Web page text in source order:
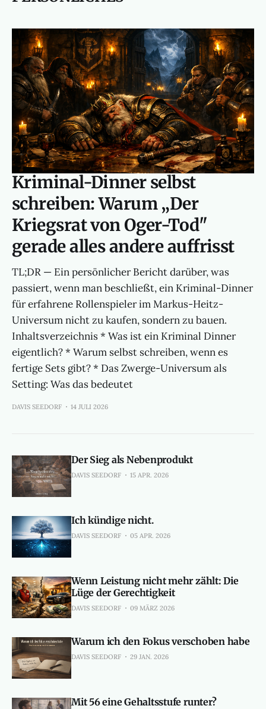
Kriminal-Dinner selbst
schreiben: Warum „Der
Kriegsrat von Oger-Tod"
gerade alles andere auffrisst
TL;DR — Ein persönlicher Bericht darüber, was
passiert, wenn man beschließt, ein Kriminal-Dinner
für erfahrene Rollenspieler im Markus-Heitz-
Universum nicht zu kaufen, sondern zu bauen.
Inhaltsverzeichnis * Was ist ein Kriminal Dinner
eigentlich? * Warum selbst schreiben, wenn es
fertige Sets gibt? * Das Zwerge-Universum als
Setting: Was das bedeutet
DAVIS SEEDORF 14 JULI 2026
Der Sieg als Nebenprodukt
DAVIS SEEDORF 15 APR. 2026
Ich kündige nicht.
DAVIS SEEDORF 05 APR. 2026
Wenn Leistung nicht mehr zählt: Die
Lüge der Gerechtigkeit
DAVIS SEEDORF 09 MÄRZ 2026
Warum ich den Fokus verschoben habe
DAVIS SEEDORF 29 JAN. 2026
Mit 56 eine Gehaltsstufe runter?